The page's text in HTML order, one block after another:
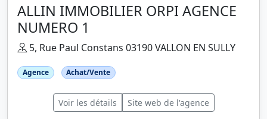
ALLIN IMMOBILIER ORPI AGENCE
NUMERO 1
5, Rue Paul Constans 03190 VALLON EN SULLY
Agence Achat/Vente
Voir les détails Site web de l'agence